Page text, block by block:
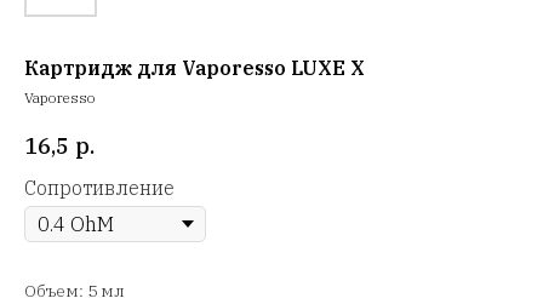
Картридж для Vaporesso LUXE X
Vaporesso
16,5 р.
Сопротивление
Объем: 5 мл